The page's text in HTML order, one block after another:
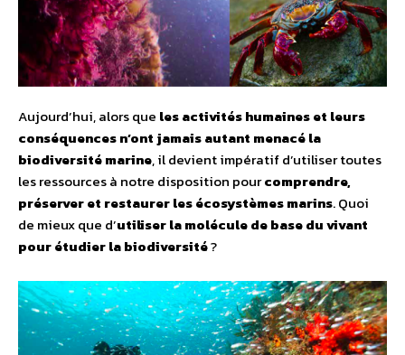
Aujourd’hui, alors que les activités humaines et leurs
conséquences n’ont jamais autant menacé la
biodiversité marine, il devient impératif d’utiliser toutes
les ressources à notre disposition pourcomprendre,
préserver et restaurer les écosystèmes marins. Quoi
de mieux que d’utiliser la molécule de base du vivant
pour étudier la biodiversité?